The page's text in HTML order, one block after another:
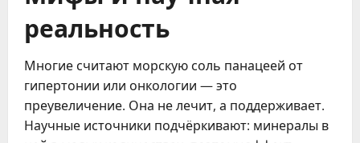
реальность
Многие считают морскую соль панацеей от
гипертонии или онкологии — это
преувеличение. Она не лечит, а поддерживает.
Научные источники подчёркивают: минералы в